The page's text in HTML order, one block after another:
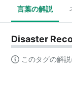
言葉の解説
Disaster
このタグの解